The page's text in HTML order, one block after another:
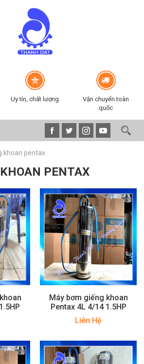
Uy tín, chất lượng
Vận chuyển toàn
quốc
khoan pentax
PENTAX
Máy bơm giếng khoan
Pentax 4L 4/14 1.5HP
Liên Hệ